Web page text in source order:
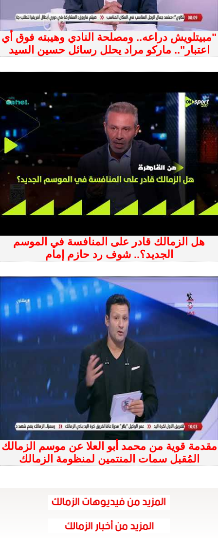
"مبيتلويش دراعه.. ومصلحة النادي وهيبته فوق أي
اعتبار".. ماركو مراد يحلل رسائل حسين السيد
هل الزمالك قادر على المنافسة في الموسم
الجديد؟.. شوف رد حازم إمام
مقدمة قوية من محمد أبو العلا عن موسم الزمالك
المُقبل سمات المنتمين لمنظومة الزمالك